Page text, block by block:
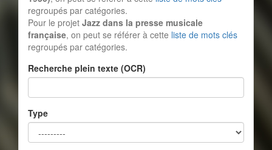
regroupés par catégories.
Pour le projet Jazz dans la presse musicale
française, on peut se référer à cette liste de mots clés
regroupés par catégories.
Recherche plein texte (OCR)
Type